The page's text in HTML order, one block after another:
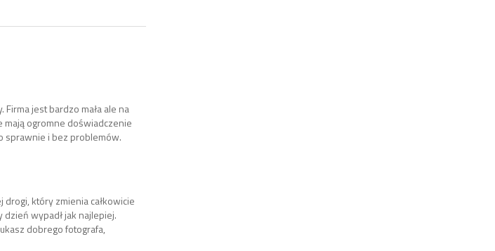
jest bardzo mała ale na
mają ogromne doświadczenie
sprawnie i bez problemów.
który zmienia całkowicie
dzień wypadł jak najlepiej.
dobrego fotografa,